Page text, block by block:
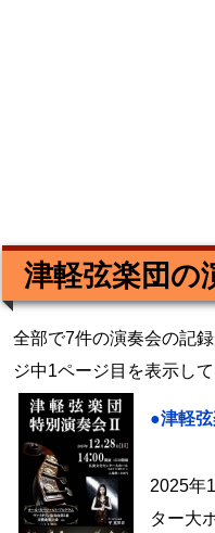
津軽弦楽団の
全部で7件の演奏会の記
ジ中1ページ目を表示して
●津軽弦
2025年
ター大